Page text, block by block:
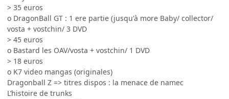
> 35 euros
o DragonBall GT : 1 ere partie (jusqu'à more Baby/ collector/
vosta + vostchin/ 3 DVD
> 45 euros
o Bastard les OAV/vosta + vostchin/ 1 DVD
> 18 euros
o K7 video mangas (originales)
Dragonball Z => titres dispos : la menace de namec
L’histoire de trunks